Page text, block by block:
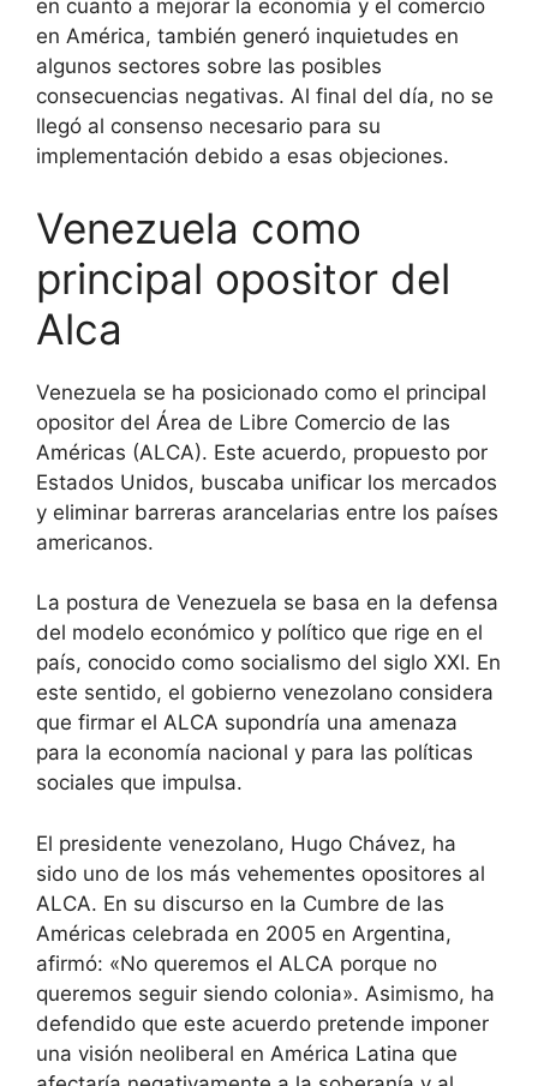
en cuanto a mejorar la economía y el comercio
en América, también generó inquietudes en
algunos sectores sobre las posibles
consecuencias negativas. Al final del día, no se
llegó al consenso necesario para su
implementación debido a esas objeciones.
Venezuela como
principal opositor del
Alca
Venezuela se ha posicionado como el principal
opositor del Área de Libre Comercio de las
Américas (ALCA). Este acuerdo, propuesto por
Estados Unidos, buscaba unificar los mercados
y eliminar barreras arancelarias entre los países
americanos.
La postura de Venezuela se basa en la defensa
del modelo económico y político que rige en el
país, conocido como socialismo del siglo XXI. En
este sentido, el gobierno venezolano considera
que firmar el ALCA supondría una amenaza
para la economía nacional y para las políticas
sociales que impulsa.
El presidente venezolano, Hugo Chávez, ha
sido uno de los más vehementes opositores al
ALCA. En su discurso en la Cumbre de las
Américas celebrada en 2005 en Argentina,
afirmó: «No queremos el ALCA porque no
queremos seguir siendo colonia». Asimismo, ha
defendido que este acuerdo pretende imponer
una visión neoliberal en América Latina que